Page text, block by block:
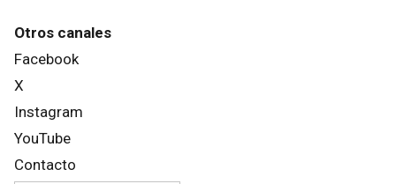
Otros canales
Facebook
X
Instagram
YouTube
Contacto